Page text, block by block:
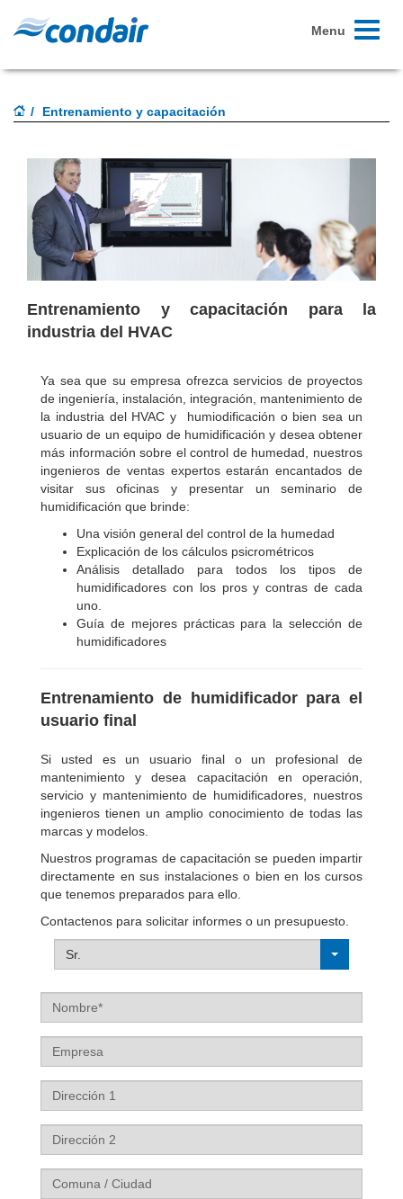
Toggle
Menu
Entrenamiento y capacitación
Entrenamiento y capacitación para la
industria del HVAC
Ya sea que su empresa ofrezca servicios de proyectos
de ingeniería, instalación, integración, mantenimiento de
la industria del HVAC y humiodificación o bien sea un
usuario de un equipo de humidificación y desea obtener
más información sobre el control de humedad, nuestros
ingenieros de ventas expertos estarán encantados de
visitar sus oficinas y presentar un seminario de
humidificación que brinde:
Una visión general del control de la humedad
Explicación de los cálculos psicrométricos
Análisis detallado para todos los tipos de
humidificadores con los pros y contras de cada
uno.
Guía de mejores prácticas para la selección de
humidificadores
Entrenamiento de humidificador para el
usuario final
Si usted es un usuario final o un profesional de
mantenimiento y desea capacitación en operación,
servicio y mantenimiento de humidificadores, nuestros
ingenieros tienen un amplio conocimiento de todas las
marcas y modelos.
Nuestros programas de capacitación se pueden impartir
directamente en sus instalaciones o bien en los cursos
que tenemos preparados para ello.
Contactenos para solicitar informes o un presupuesto.
Sr.
Nombre
Empresa
Dirección
Dirección
Comuna